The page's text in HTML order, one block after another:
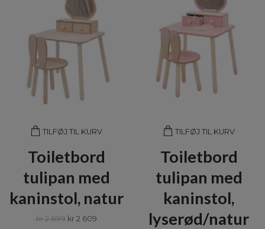
TILFØJ TIL KURV
Toiletbord
tulipan med
kaninstol, natur
kr 2 899 kr 2 609
TILFØJ TIL KURV
Toiletbord
tulipan med
kaninstol,
lyserød/natur